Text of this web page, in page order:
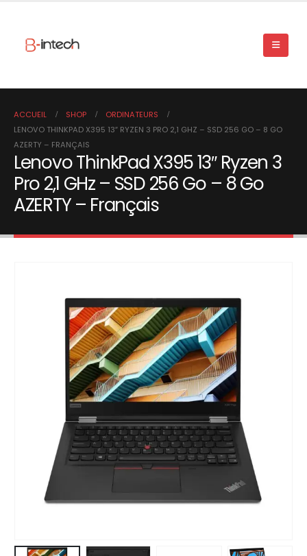
ACCUEIL SHOP
ORDINATEURS
LENOVO THINKPAD X395 13″ RYZEN 3 PRO 2,1 GHZ – SSD 256 GO – 8 GO
AZERTY – FRANÇAIS
Lenovo ThinkPad X395 13″ Ryzen 3
Pro 2,1 GHz – SSD 256 Go – 8 Go
AZERTY – Français